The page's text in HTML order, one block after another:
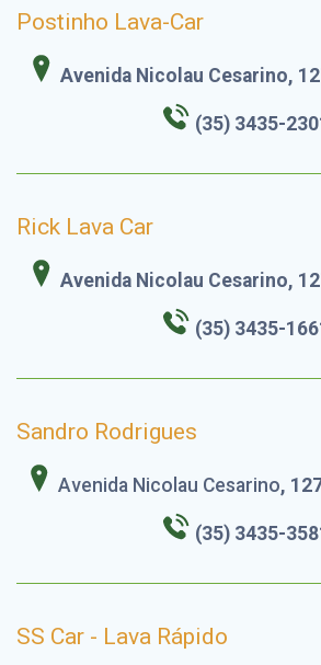
Postinho Lava-Car
Avenida Nicolau Cesarino,
(35) 3435-
Rick Lava Car
Avenida Nicolau Cesarino,
(35) 3435-
Sandro Rodrigues
Avenida Nicolau Cesarino,
(35) 3435-
SS Car - Lava Rápido